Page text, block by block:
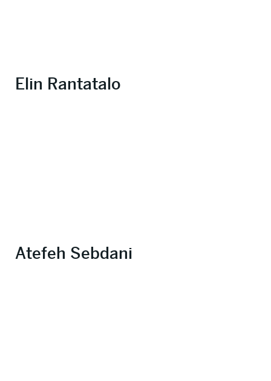
Elin Rantatalo
Atefeh Sebdani